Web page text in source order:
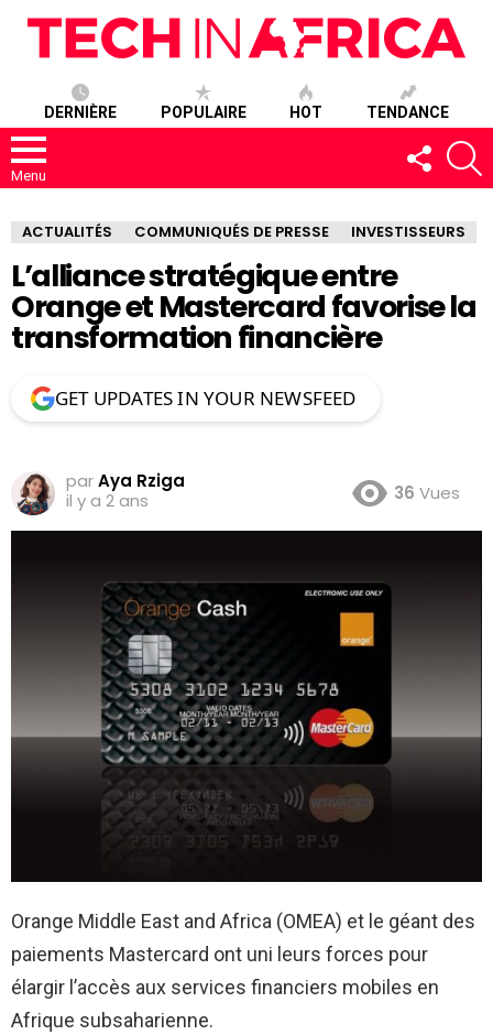
DERNIÈRE POPULAIRE HOT TENDANCE
Menu
SUIVEZ-
NOUS
ACTUALITÉS COMMUNIQUÉS DE PRESSE INVESTISSEURS
L’alliance stratégique entre
Orange et Mastercard favorise la
transformation financière
GET UPDATES IN YOUR NEWSFEED
parAya Rziga
il y a 2 ans
36 Vues
Orange Middle East and Africa (OMEA) et le géant des
paiements Mastercard ont uni leurs forces pour
élargir l’accès aux services financiers mobiles en
Afrique subsaharienne.